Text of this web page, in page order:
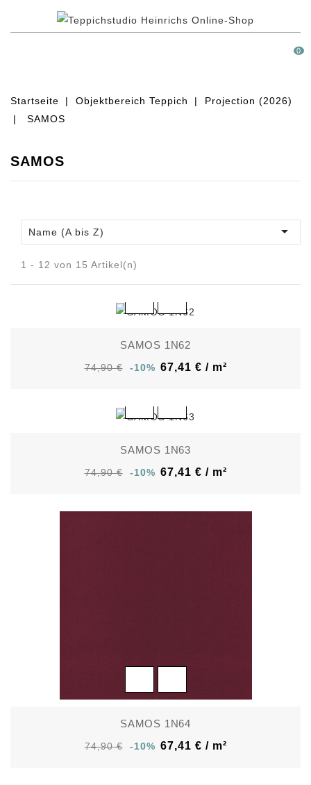
0
Startseite Objektbereich Teppich
Projection (2026)
SAMOS
SAMOS
Name (A bis Z) 
1 - 12 von 15 Artikel(n)
SAMOS 1N62
74,90 € -10% 67,41 € / m²
SAMOS 1N63
74,90 € -10% 67,41 € / m²
SAMOS 1N64
74,90 € -10% 67,41 € / m²